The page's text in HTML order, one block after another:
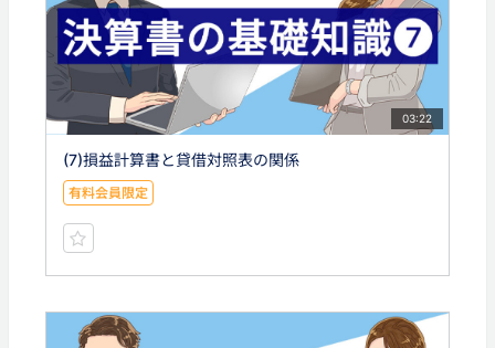
03:22
(7)損益計算書と貸借対照表の関係
有料会員限定